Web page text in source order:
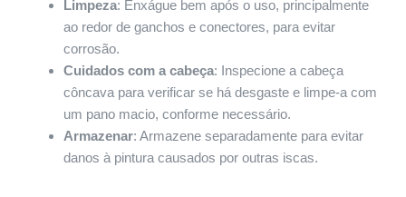
Limpeza: Enxágue bem após o uso, principalmente
ao redor de ganchos e conectores, para evitar
corrosão.
Cuidados com a cabeça: Inspecione a cabeça
côncava para verificar se há desgaste e limpe-a com
um pano macio, conforme necessário.
Armazenar: Armazene separadamente para evitar
danos à pintura causados por outras iscas.